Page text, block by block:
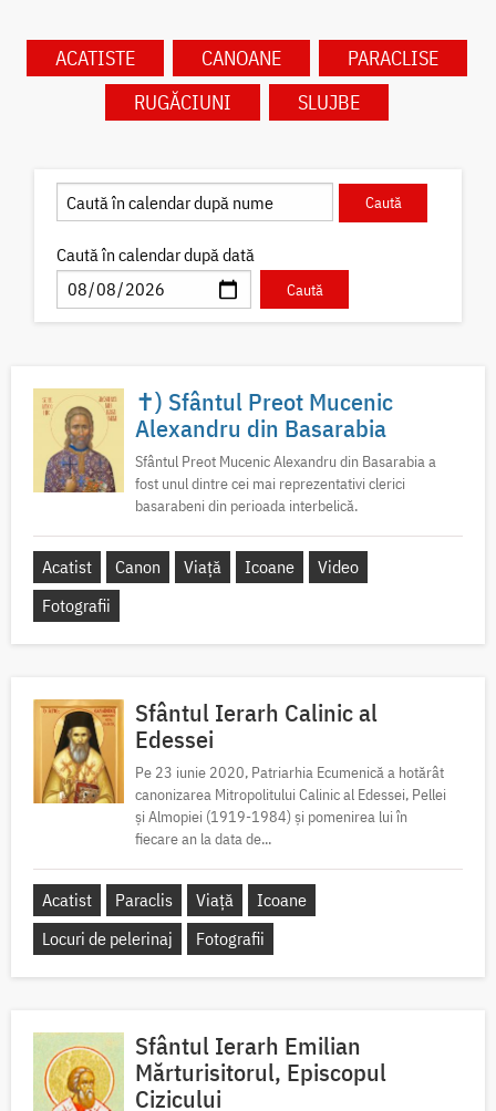
ACATISTE CANOANE
PARACLISE
RUGĂCIUNI
SLUJBE
Caută în calendar după dată
✝) Sfântul Preot Mucenic
Alexandru din Basarabia
Sfântul Preot Mucenic Alexandru din Basarabia a
fost unul dintre cei mai reprezentativi clerici
basarabeni din perioada interbelică.
Acatist Canon Viață Icoane
Video
Fotografii
Sfântul Ierarh Calinic al
Edessei
Pe 23 iunie 2020, Patriarhia Ecumenică a hotărât
canonizarea Mitropolitului Calinic al Edessei, Pellei
și Almopiei (1919-1984) și pomenirea lui în
fiecare an la data de...
Acatist Paraclis Viață
Icoane
Locuri de pelerinaj
Fotografii
Sfântul Ierarh Emilian
Mărturisitorul, Episcopul
Cizicului